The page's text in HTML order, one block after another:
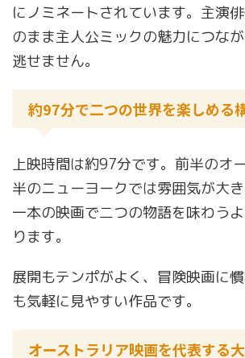
にノミネートされています。主演
のまま主人公ミックの魅力につな
逃せません。
約97分で二つの世界を楽しめる
上映時間は約97分です。前半のオ
半のニューヨークでは雰囲気が大き
一本の映画で二つの物語を味わう
ります。
展開もテンポがよく、冒険映画に
も気軽に見やすい作品です。
オーストラリア映画を代表する